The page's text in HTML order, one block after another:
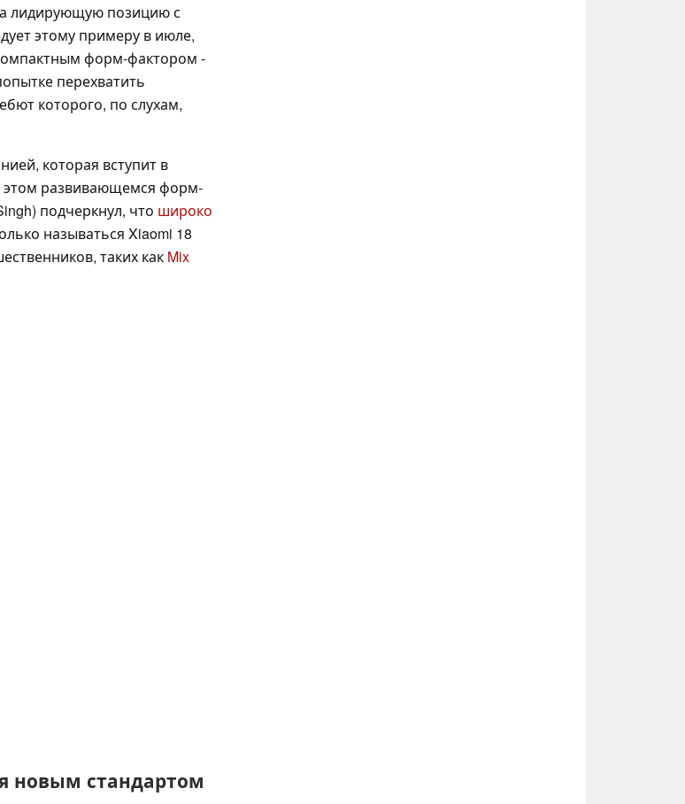
лидирующую позицию с
этому примеру в июле,
форм-фактором -
перехватить
которого, по слухам,
которая вступит в
этом развивающемся форм-
подчеркнул, что широко
называться Xiaomi 18
таких как Mix
новым стандартом